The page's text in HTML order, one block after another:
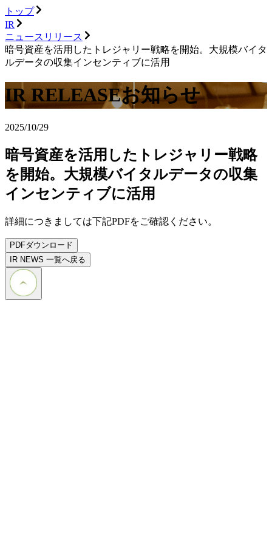
トップ
IR
ニュースリリース
暗号資産を活用したトレジャリー戦略を開始。大規模バイタ
ルデータの収集インセンティブに活用
IR RELEASEお知らせ
2025/10/29
暗号資産を活用したトレジャリー戦略
を開始。大規模バイタルデータの収集
インセンティブに活用
詳細につきましては下記PDFをご確認ください。
PDFダウンロード
IR NEWS 一覧へ戻る